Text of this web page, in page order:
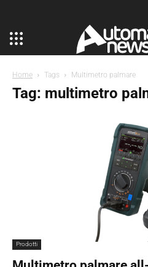
Home Tags Multimetro palmare
Tag: multimetro
Prodotti